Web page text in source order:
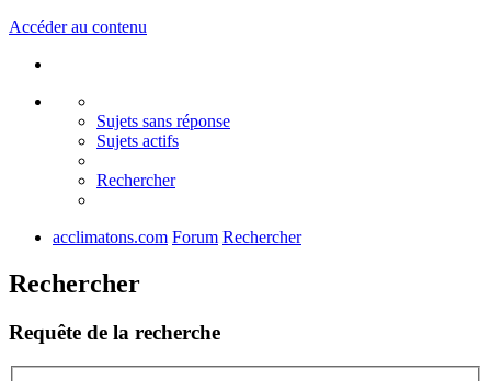
Accéder au contenu
Sujets sans réponse
Sujets actifs
Rechercher
acclimatons.com Forum Rechercher
Rechercher
Requête de la recherche